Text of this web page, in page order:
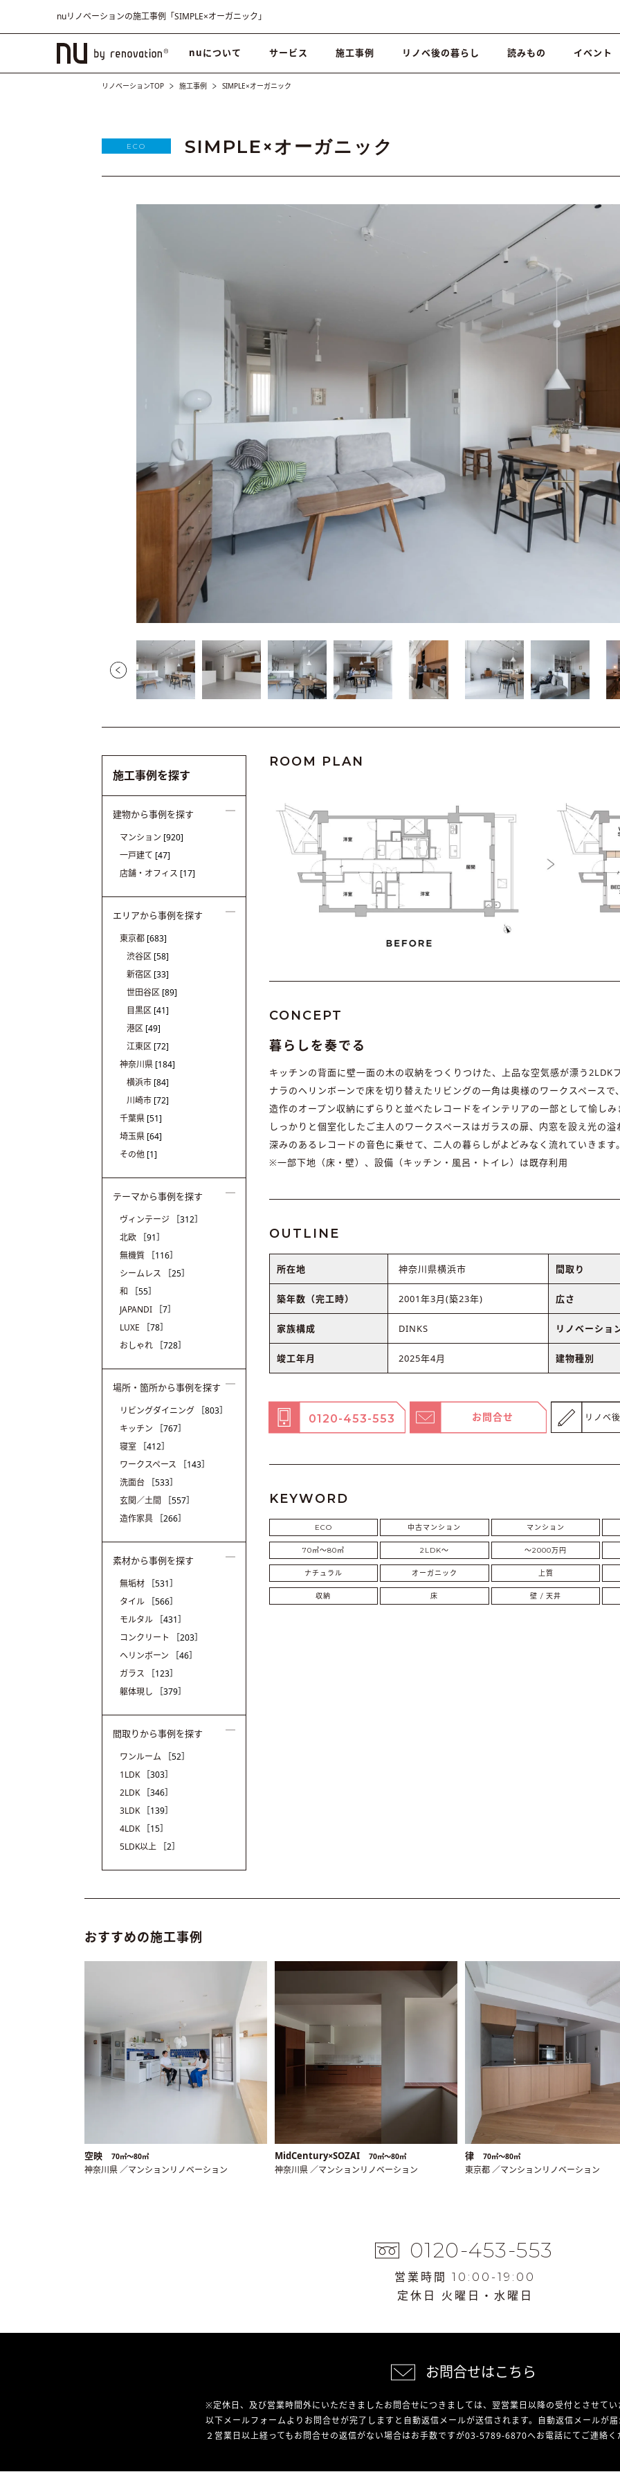
nuリノベーションの施工事例「SIMPLE×オーガニック」
nuについて サービス 施工事例 リノベ後の暮らし 読みもの イベント
リノベーションTOP 施工事例 SIMPLE×オーガニック
ECO SIMPLE×オーガニック
ROOM PLAN
CONCEPT
暮らしを奏でる
キッチンの背面に壁一面の木の収納をつくりつけた、上品な空気感が漂う2LDKプ
ナラのヘリンボーンで床を切り替えたリビングの一角は奥様のワークスペースで、
造作のオープン収納にずらりと並べたレコードをインテリアの一部として愉しみ
しっかりと個室化したご主人のワークスペースはガラスの扉、内窓を設え光の溢
深みのあるレコードの音色に乗せて、二人の暮らしがよどみなく流れていきます。
※一部下地（床・壁）、設備（キッチン・風呂・トイレ）は既存利用
OUTLINE
所在地 神奈川県横浜市 間取り
築年数（完工時） 2001年3月(築23年) 広さ
家族構成 DINKS リノベーショ
竣工年月 2025年4月 建物種別
0120-453-553 お問合せ リノベ
KEYWORD
ECO 中古マンション マンション
70㎡〜80㎡ 2LDK〜 〜2000万円
ナチュラル オーガニック 上質
収納 床 壁 / 天井
施工事例を探す
建物から事例を探す
マンション [920]
一戸建て [47]
店舗・オフィス [17]
エリアから事例を探す
東京都 [683]
渋谷区 [58]
新宿区 [33]
世田谷区 [89]
目黒区 [41]
港区 [49]
江東区 [72]
神奈川県 [184]
横浜市 [84]
川崎市 [72]
千葉県 [51]
埼玉県 [64]
その他 [1]
テーマから事例を探す
ヴィンテージ
［312］
北欧
［91］
無機質
［116］
シームレス
［25］
和
［55］
JAPANDI
［7］
LUXE
［78］
おしゃれ
［728］
場所・箇所から事例を探す
リビングダイニング
［803］
キッチン
［767］
寝室
［412］
ワークスペース
［143］
洗面台
［533］
玄関／土間
［557］
造作家具
［266］
素材から事例を探す
無垢材
［531］
タイル
［566］
モルタル
［431］
コンクリート
［203］
ヘリンボーン
［46］
ガラス
［123］
躯体現し
［379］
間取りから事例を探す
ワンルーム
［52］
1LDK
［303］
2LDK
［346］
3LDK
［139］
4LDK
［15］
5LDK以上
［2］
おすすめの施工事例
空映 70㎡〜80㎡
神奈川県 ／マンションリノベーション
MidCentury×SOZAI 70㎡〜80㎡
神奈川県 ／マンションリノベーション
律 70㎡〜80㎡
東京都 ／マンションリノベーション
0120-453-553
営業時間 10:00-19:00
定休日 火曜日・水曜日
お問合せはこちら
※定休日、及び営業時間外にいただきましたお問合せにつきましては、翌営業日以降の受付とさせてい
以下メールフォームよりお問合せが完了しますと自動返信メールが送信されます。自動返信メールが届
２営業日以上経ってもお問合せの返信がない場合はお手数ですが03-5789-6870へお電話にてご連絡く